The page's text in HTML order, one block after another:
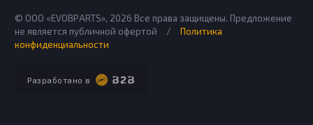
Разработано в
© ООО «EVOBPARTS», 2026 Все права защищены. Предложение
не является публичной офертой
/
Политика
конфиденциальности